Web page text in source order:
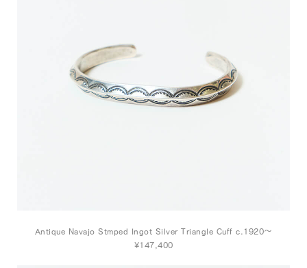
Antique Navajo Stmped Ingot Silver Triangle Cuff c.1920～
¥147,400